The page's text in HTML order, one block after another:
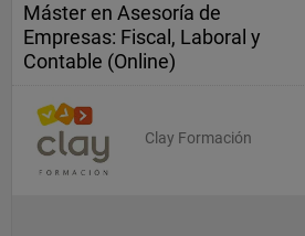
Máster en Asesoría de
Empresas: Fiscal, Laboral y
Contable (Online)
Clay Formación